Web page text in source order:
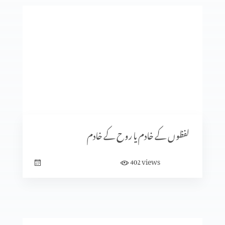
زنا (حصہ 2)
لفظوں کے خادم یا روح کے خادم
402views